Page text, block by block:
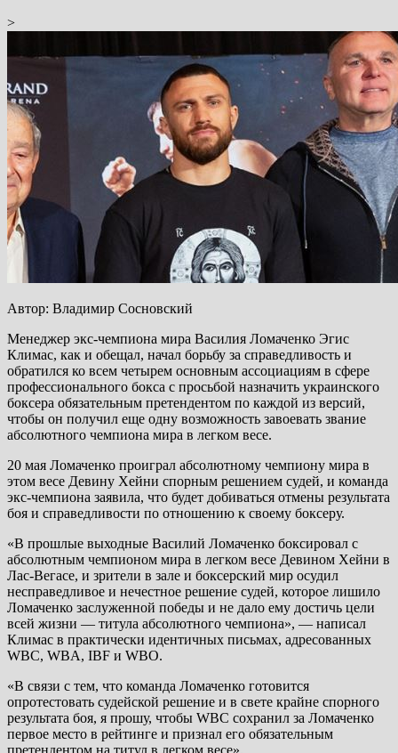
>
Автор: Владимир Сосновский
Менеджер экс-чемпиона мира Василия Ломаченко Эгис
Климас, как и обещал, начал борьбу за справедливость и
обратился ко всем четырем основным ассоциациям в сфере
профессионального бокса с просьбой назначить украинского
боксера обязательным претендентом по каждой из версий,
чтобы он получил еще одну возможность завоевать звание
абсолютного чемпиона мира в легком весе.
20 мая Ломаченко проиграл абсолютному чемпиону мира в
этом весе Девину Хейни спорным решением судей, и команда
экс-чемпиона заявила, что будет добиваться отмены результата
боя и справедливости по отношению к своему боксеру.
«В прошлые выходные Василий Ломаченко боксировал с
абсолютным чемпионом мира в легком весе Девином Хейни в
Лас-Вегасе, и зрители в зале и боксерский мир осудил
несправедливое и нечестное решение судей, которое лишило
Ломаченко заслуженной победы и не дало ему достичь цели
всей жизни — титула абсолютного чемпиона», — написал
Климас в практически идентичных письмах, адресованных
WBC, WBA, IBF и WBO.
«В связи с тем, что команда Ломаченко готовится
опротестовать судейской решение и в свете крайне спорного
результата боя, я прошу, чтобы WBC сохранил за Ломаченко
первое место в рейтинге и признал его обязательным
претендентом на титул в легком весе».